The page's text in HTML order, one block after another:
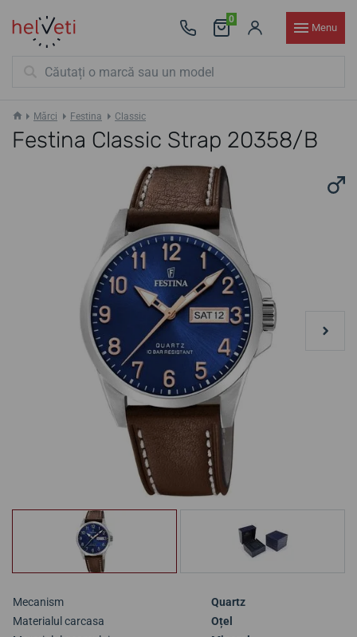
0
Menu
Mărci Festina Classic
Festina Classic Strap 20358/B
Mecanism
Quartz
Materialul carcasa
Oțel